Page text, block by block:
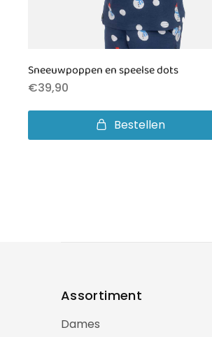
Sneeuwpoppen en speelse dots
€39,90
Bestellen
Assortiment
Dames